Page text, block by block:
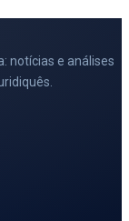
notícias e análises